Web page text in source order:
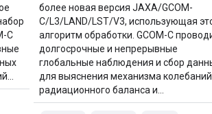
C
более новая версия JAXA/GCOM-
C/L3/LAND/LST/V3, использующая
алгоритм обработки. GCOM-C
долгосрочные и непрерывные
глобальные наблюдения и сбор
для выяснения механизма колебаний
радиационного баланса и…